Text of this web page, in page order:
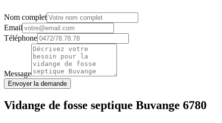
Nom complet
Email
Téléphone
Message
Envoyer la demande
Vidange de fosse septique Buvange 6780